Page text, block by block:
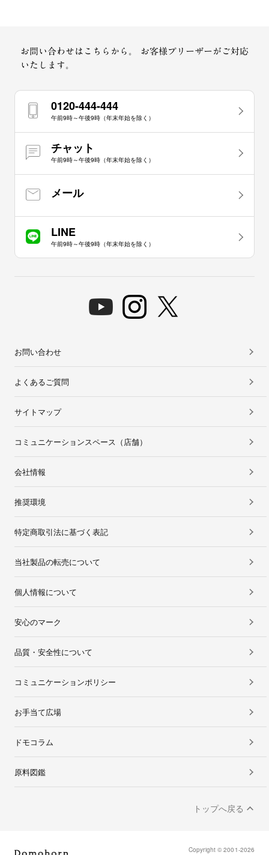
お問い合わせはこちらから。
お客様プリーザーがご対応
いたします。
0120-444-444
午前9時～午後9時（年末年始を除く）
チャット
午前9時～午後9時（年末年始を除く）
メール
LINE
午前9時～午後9時（年末年始を除く）
お問い合わせ
よくあるご質問
サイトマップ
コミュニケーションスペース（店舗）
会社情報
推奨環境
特定商取引法に基づく表記
当社製品の転売について
個人情報について
安心のマーク
品質・安全性について
コミュニケーションポリシー
お手当て広場
ドモコラム
原料図鑑
トップへ戻る
Copyright © 2001-2026